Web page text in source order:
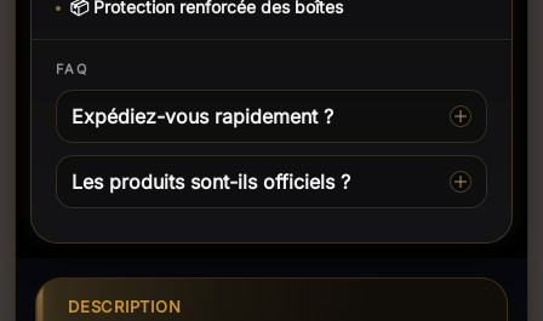
📦 Protection renforcée des boîtes
FAQ
Expédiez-vous rapidement ?
Les produits sont-ils officiels ?
DESCRIPTION